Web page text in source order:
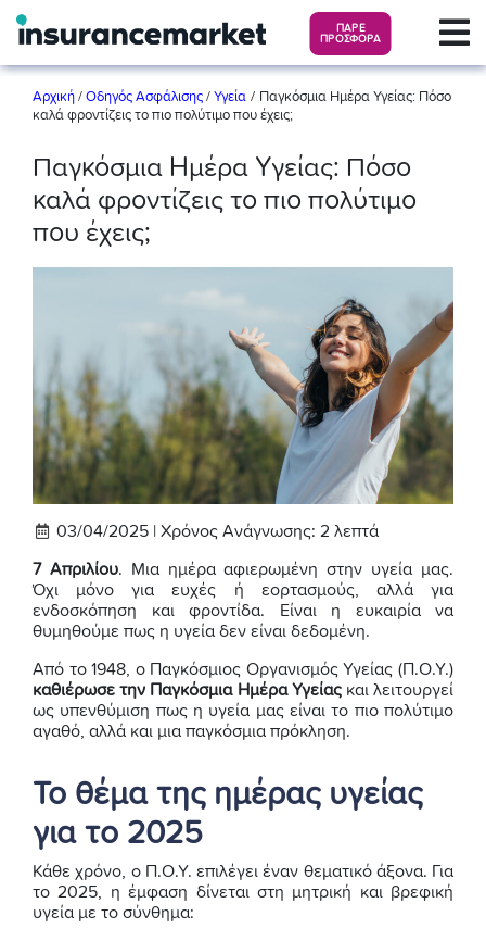
ΠΑΡΕ
ΠΡΟΣΦΟΡΑ
Αρχική / Οδηγός Ασφάλισης / Υγεία / Παγκόσμια Ημέρα Υγείας: Πόσο
καλά φροντίζεις το πιο πολύτιμο που έχεις;
Παγκόσμια Ημέρα Υγείας: Πόσο
καλά φροντίζεις το πιο πολύτιμο
που έχεις;
03/04/2025 | Χρόνος Ανάγνωσης: 2 λεπτά
7 Απριλίου. Μια ημέρα αφιερωμένη στην υγεία μας.
Όχι μόνο για ευχές ή εορτασμούς, αλλά για
ενδοσκόπηση και φροντίδα. Είναι η ευκαιρία να
θυμηθούμε πως η υγεία δεν είναι δεδομένη.
Από το 1948, ο Παγκόσμιος Οργανισμός Υγείας (Π.Ο.Υ.)
καθιέρωσε την Παγκόσμια Ημέρα Υγείαςκαι λειτουργεί
ως υπενθύμιση πως η υγεία μας είναι το πιο πολύτιμο
αγαθό, αλλά και μια παγκόσμια πρόκληση.
Το θέμα της ημέρας υγείας
για το 2025
Κάθε χρόνο, ο Π.Ο.Υ. επιλέγει έναν θεματικό άξονα. Για
το 2025, η έμφαση δίνεται στη μητρική και βρεφική
υγεία με το σύνθημα: